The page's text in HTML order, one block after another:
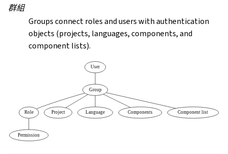
群組
Groups connect roles and users with authentication
objects (projects, languages, components, and
component lists).